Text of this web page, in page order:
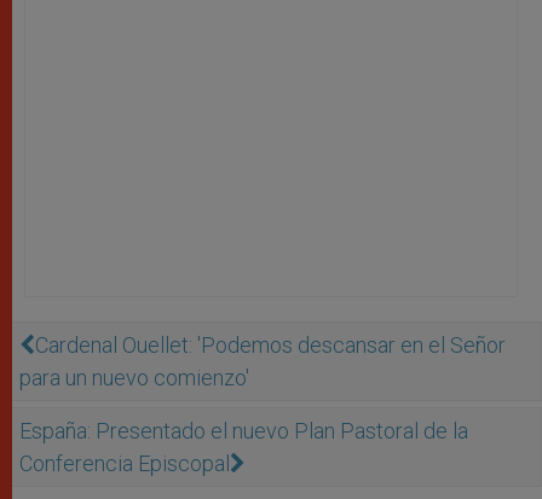
Cardenal Ouellet: 'Podemos descansar en el Señor
para un nuevo comienzo'
España: Presentado el nuevo Plan Pastoral de la
Conferencia Episcopal